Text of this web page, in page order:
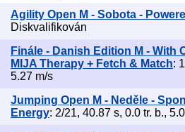
Agility Open M - Sobota -
Diskvalifikován
Finále - Danish Edition M - With
MIJA Therapy + Fetch & Match:
5.27 m/s
Jumping Open M - Neděle -
Energy: 2/21, 40.87 s, 0.0 tr. b.,